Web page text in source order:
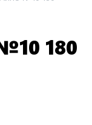
180